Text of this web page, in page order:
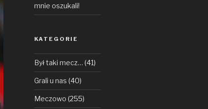
mnie oszukali!
KATEGORIE
Był taki mecz… (41)
Grali u nas (40)
Meczowo (255)